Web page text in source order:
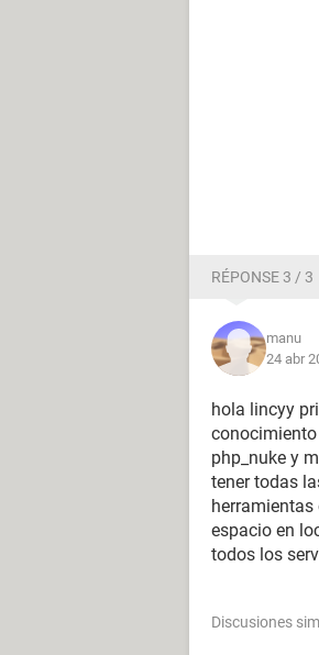
RÉPONSE 3 / 3
manu
24 abr
hola lincyy
php_nuke y
tener todas
herramientas
espacio en
todos los
Discusiones